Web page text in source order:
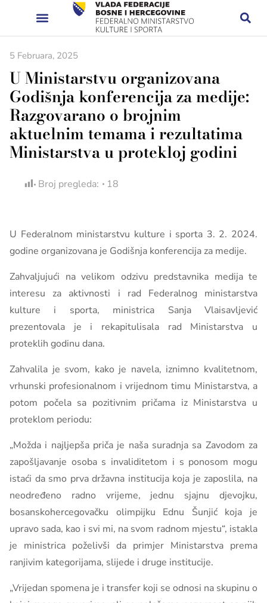
5 Februara, 2025
U Ministarstvu organizovana
Godišnja konferencija za medije:
Razgovarano o brojnim
aktuelnim temama i rezultatima
Ministarstva u protekloj godini
Broj pregleda: 18
U Federalnom ministarstvu kulture i sporta 3. 2. 2024.
godine organizovana je Godišnja konferencija za medije.
Zahvaljujući na velikom odzivu predstavnika medija te
interesu za aktivnosti i rad Federalnog ministarstva
kulture i sporta, ministrica Sanja Vlaisavljević
prezentovala je i rekapitulisala rad Ministarstva u
proteklih godinu dana.
Zahvalila je svom, kako je navela, iznimno kvalitetnom,
vrhunski profesionalnom i vrijednom timu Ministarstva, a
potom počela sa pozitivnim pričama iz Ministarstva u
proteklom periodu:
„Možda i najljepša priča je naša suradnja sa Zavodom za
zapošljavanje osoba s invaliditetom i s ponosom mogu
istaći da smo prva državna institucija koja je zaposlila, na
neodređeno radno vrijeme, jednu sjajnu djevojku,
bosanskohercegovačku olimpijku Ednu Šunjić koja je
upravo sada, kao i svi mi, na svom radnom mjestu“, istakla
je ministrica poželivši da primjer Ministarstva prema
ranjivim kategorijama, slijede i druge institucije.
„Vrijedan spomena je i transfer koji se odnosi na skupinu o